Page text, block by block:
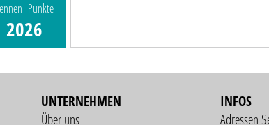
Punkte
2026
UNTERNEHMEN
Über uns
INFOS
Adressen